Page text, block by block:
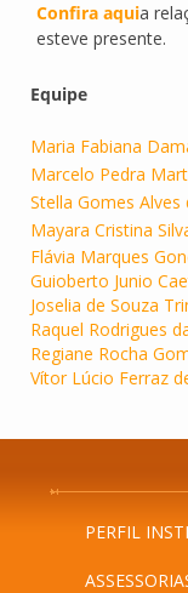
Confira aquia
esteve presente.
Equipe
Maria Fabiana
Marcelo Pedra
Stella Gomes Alves
Mayara Cristina
Flávia Marques
Guioberto Junio
Joselia de Souza
Raquel Rodrigues
Regiane Rocha
Vítor Lúcio Ferraz
PERFIL